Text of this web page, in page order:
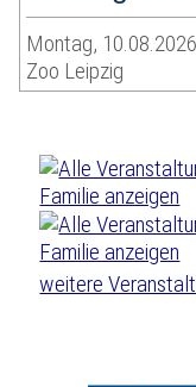
Montag,
Zoo Leipzig
weitere